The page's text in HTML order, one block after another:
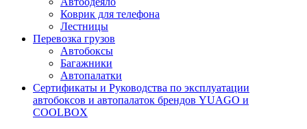
Коврик для телефона
Лестницы
Перевозка грузов
Автобоксы
Багажники
Автопалатки
Сертификаты и Руководства по эксплуатации
автобоксов и автопалаток брендов YUAGO и
COOLBOX